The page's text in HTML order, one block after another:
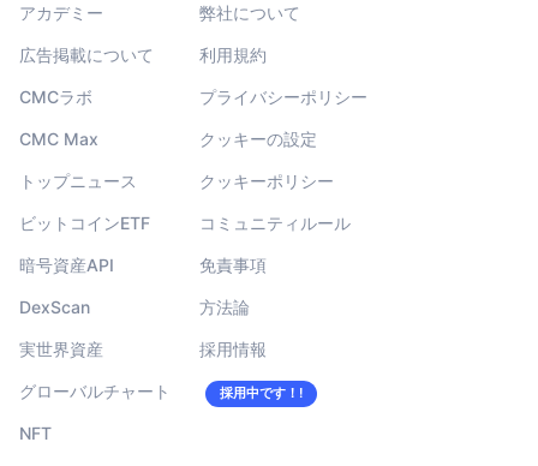
アカデミー
広告掲載について
CMCラボ
CMC Max
トップニュース
ビットコインETF
暗号資産API
DexScan
実世界資産
グローバルチャート
NFT
弊社について
利用規約
プライバシーポリシー
クッキーの設定
クッキーポリシー
コミュニティルール
免責事項
方法論
採用情報
採用中です！!